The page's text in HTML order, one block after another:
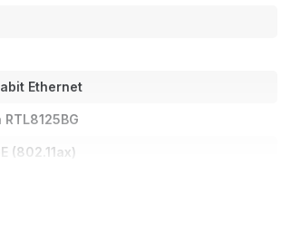
Ethernet
(802.11ax)